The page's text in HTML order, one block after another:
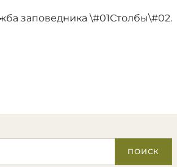
заповедника \#01Столбы\#02.
ПОИСК